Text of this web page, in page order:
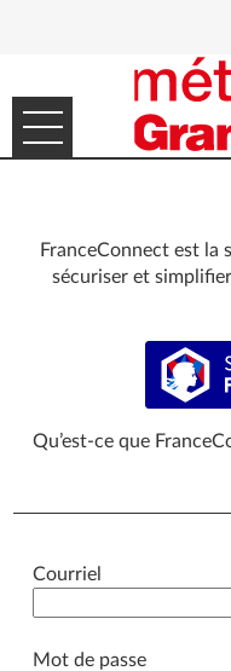
Ouvrir le menu
MES DEMANDES
FranceConnect est la
sécuriser et
Qu’est-ce que
Courriel
Mot de passe